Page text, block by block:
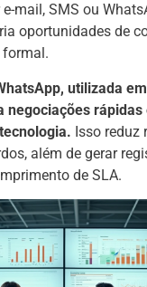
e-mail, SMS ou
oportunidades de
formal.
utilizada
rápidas
Isso reduz
além de gerar
de SLA.